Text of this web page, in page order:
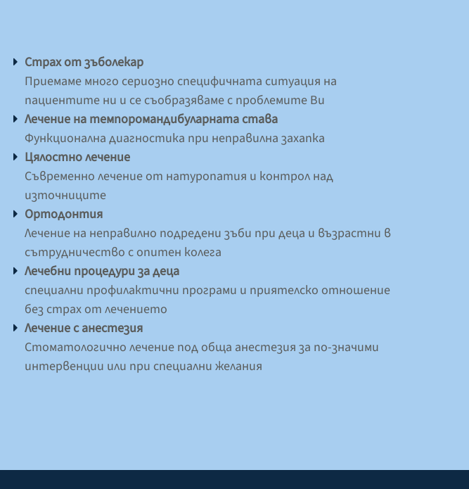
Страх от зъболекар
Приемаме много сериозно специфичната ситуация на
пациентите ни и се съобразяваме с проблемите Ви
Лечение на темпоромандибуларната става
Функционална диагностика при неправилна захапка
Цялостно лечение
Съвременно лечение от натуропатия и контрол над
източниците
Ортодонтия
Лечение на неправилно подредени зъби при деца и възрастни в
сътрудничество с опитен колега
Лечебни процедури за деца
специални профилактични програми и приятелско отношение
без страх от лечението
Лечение с анестезия
Стоматологично лечение под обща анестезия за по-значими
интервенции или при специални желания